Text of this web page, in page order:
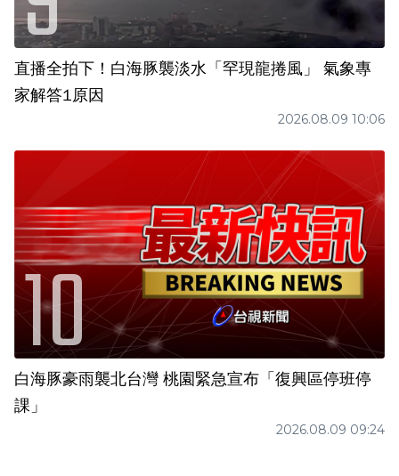
直播全拍下！白海豚襲淡水「罕現龍捲風」 氣象專
家解答1原因
2026.08.09 10:06
白海豚豪雨襲北台灣 桃園緊急宣布「復興區停班停
課」
2026.08.09 09:24